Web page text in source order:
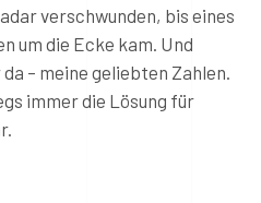
verschwunden, bis eines
um die Ecke kam. Und
– meine geliebten Zahlen.
immer die Lösung für